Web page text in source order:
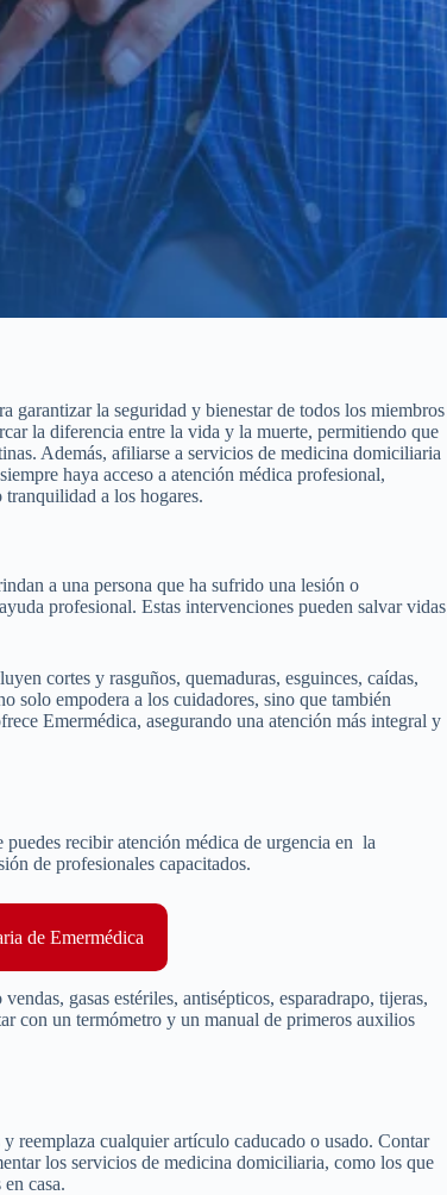
garantizar la seguridad y bienestar de todos los miembros
la diferencia entre la vida y la muerte, permitiendo que
Además, afiliarse a servicios de medicina domiciliaria
haya acceso a atención médica profesional,
a los hogares.
a una persona que ha sufrido una lesión o
profesional. Estas intervenciones pueden salvar vidas
cortes y rasguños, quemaduras, esguinces, caídas,
solo empodera a los cuidadores, sino que también
Emermédica, asegurando una atención más integral y
recibir atención médica de urgencia en la
de profesionales capacitados.
de Emermédica
gasas estériles, antisépticos, esparadrapo, tijeras,
con un termómetro y un manual de primeros auxilios
reemplaza cualquier artículo caducado o usado. Contar
los servicios de medicina domiciliaria, como los que
casa.